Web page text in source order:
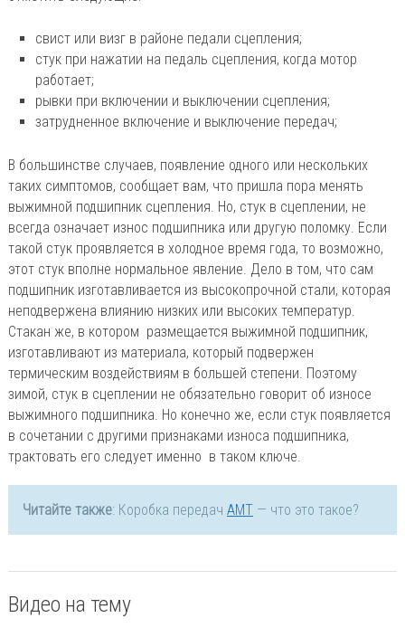
свист или визг в районе педали сцепления;
стук при нажатии на педаль сцепления, когда мотор
работает;
рывки при включении и выключении сцепления;
затрудненное включение и выключение передач;
В большинстве случаев, появление одного или нескольких
таких симптомов, сообщает вам, что пришла пора менять
выжимной подшипник сцепления. Но, стук в сцеплении, не
всегда означает износ подшипника или другую поломку. Если
такой стук проявляется в холодное время года, то возможно,
этот стук вполне нормальное явление. Дело в том, что сам
подшипник изготавливается из высокопрочной стали, которая
неподвержена влиянию низких или высоких температур.
Стакан же, в котором размещается выжимной подшипник,
изготавливают из материала, который подвержен
термическим воздействиям в большей степени. Поэтому
зимой, стук в сцеплении не обязательно говорит об износе
выжимного подшипника. Но конечно же, если стук появляется
в сочетании с другими признаками износа подшипника,
трактовать его следует именно в таком ключе.
Читайте также: Коробка передач АМТ— что это такое?
Видео на тему